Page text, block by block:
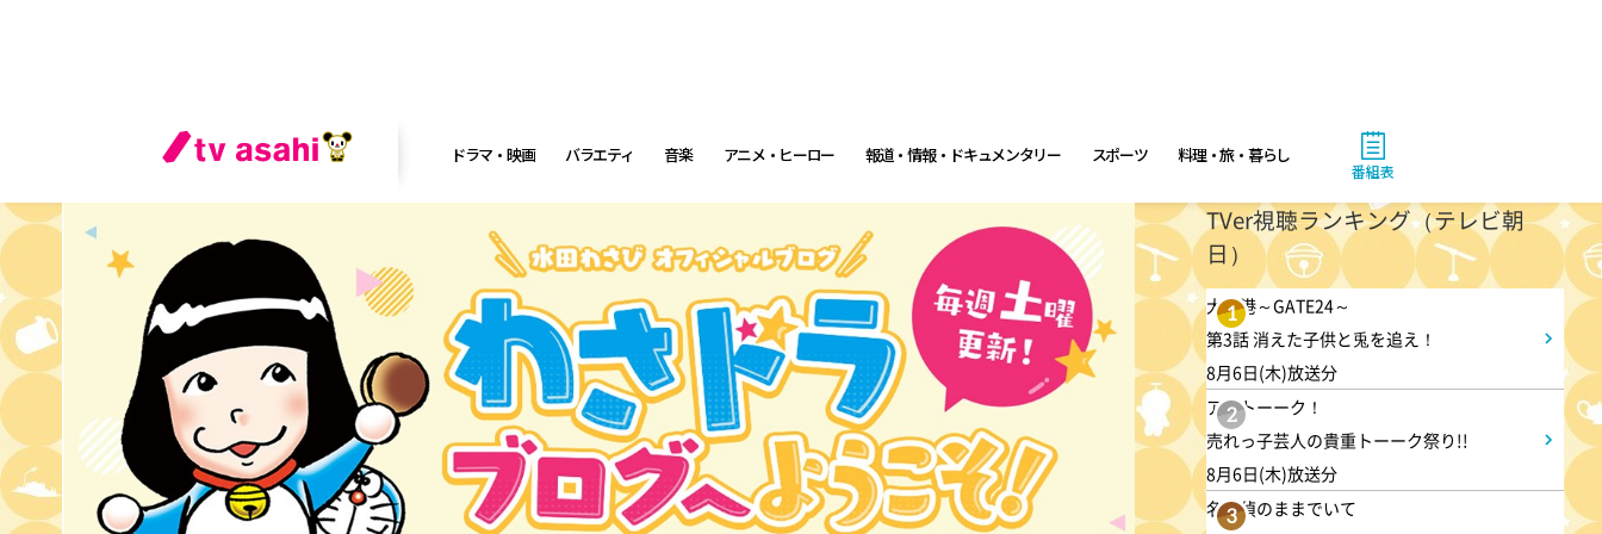
ドラマ・映画 バラエティ 音楽 アニメ・ヒーロー 報道・情報・ドキュメンタリー スポーツ 料理・旅・暮らし
番組表
TVer視聴ランキング（テレビ朝
日）
1
大空港～GATE24～
第3話 消えた子供と兎を追え！
8月6日(木)放送分
2
アメトーーク！
売れっ子芸人の貴重トーーク祭り!!
8月6日(木)放送分
3
名探偵のままでいて
サンド&芦田愛菜の博士ちゃ
三択バトルSP
よる 8:00
池上彰のニュースそうだったの
か!! 池上流映像ショーSP
よる 8:54
タモリステーション 日本人と